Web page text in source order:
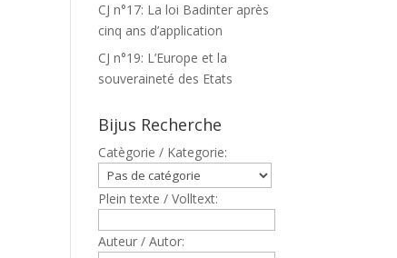
CJ n°17: La loi Badinter après
cinq ans d’application
CJ n°19: L’Europe et la
souveraineté des Etats
Bijus Recherche
Catègorie / Kategorie:
Plein texte / Volltext:
Auteur / Autor: